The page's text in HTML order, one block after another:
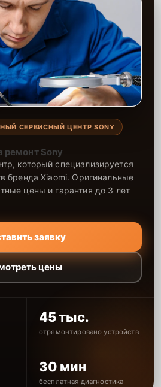
СЕРВИСНЫЙ ЦЕНТР SONY
ремонт Sony
который специализируется
бренда Xiaomi. Оригинальные
цены и гарантия до 3 лет
заявку
цены
45 тыс.
отремонтировано устройств
30 мин
бесплатная диагностика